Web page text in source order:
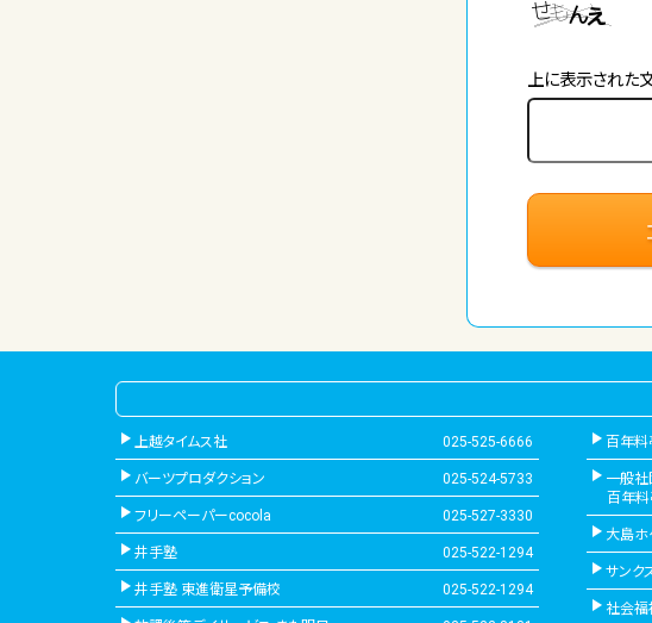
上に表示された
上越タイムス社 025-525-6666
バーツプロダクション 025-524-5733
フリーペーパーcocola 025-527-3330
井手塾 025-522-1294
井手塾 東進衛星予備校 025-522-1294
百年
一般社
百年料
大島ホ
サンク
社会福